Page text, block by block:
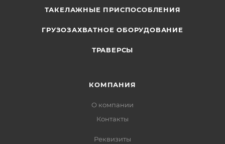
ТАКЕЛАЖНЫЕ ПРИСПОСОБЛЕНИЯ
ГРУЗОЗАХВАТНОЕ ОБОРУДОВАНИЕ
ТРАВЕРСЫ
КОМПАНИЯ
О компании
Контакты
Реквизиты